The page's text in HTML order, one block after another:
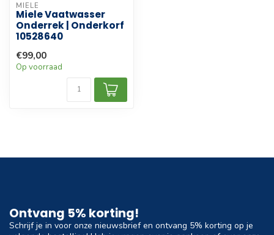
MIELE
Miele Vaatwasser
Onderrek | Onderkorf
10528640
€99,00
Op voorraad
Ontvang 5% korting!
Schrijf je in voor onze nieuwsbrief en ontvang 5% korting op je